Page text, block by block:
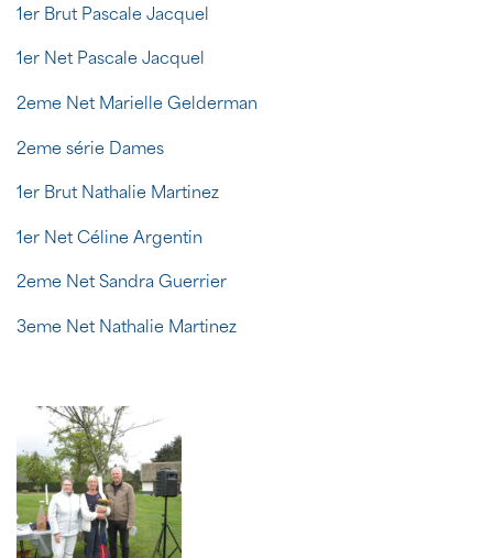
1er Brut Pascale Jacquel
1er Net Pascale Jacquel
2eme Net Marielle Gelderman
2eme série Dames
1er Brut Nathalie Martinez
1er Net Céline Argentin
2eme Net Sandra Guerrier
3eme Net Nathalie Martinez